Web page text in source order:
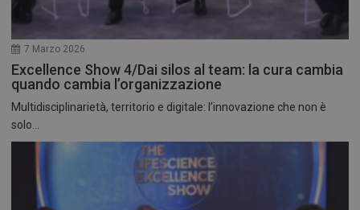
7 Marzo 2026
Excellence Show 4/Dai silos al team: la cura cambia
quando cambia l’organizzazione
Multidisciplinarietà, territorio e digitale: l’innovazione che non è
solo...